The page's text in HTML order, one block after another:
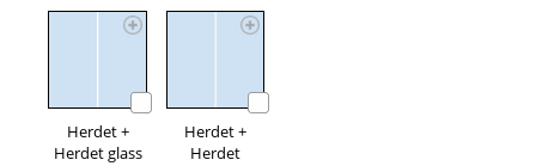
Herdet +
Herdet glass
Herdet +
Herdet